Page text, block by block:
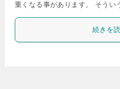
重くなる事があります。 そう
続きを